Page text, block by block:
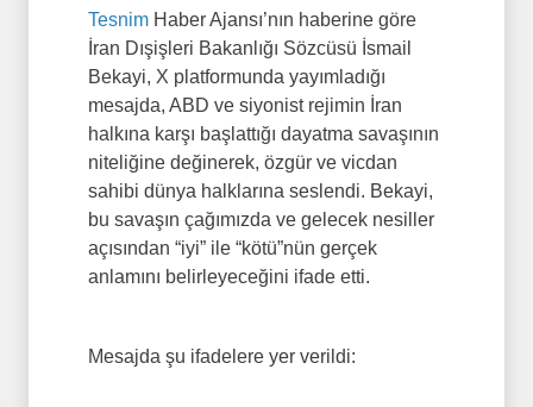
Tesnim Haber Ajansı’nın haberine göre
İran Dışişleri Bakanlığı Sözcüsü İsmail
Bekayi, X platformunda yayımladığı
mesajda, ABD ve siyonist rejimin İran
halkına karşı başlattığı dayatma savaşının
niteliğine değinerek, özgür ve vicdan
sahibi dünya halklarına seslendi. Bekayi,
bu savaşın çağımızda ve gelecek nesiller
açısından “iyi” ile “kötü”nün gerçek
anlamını belirleyeceğini ifade etti.
Mesajda şu ifadelere yer verildi: